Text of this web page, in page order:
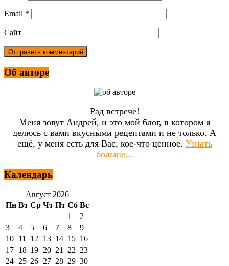
Email *
Сайт
Об авторе
Рад встрече!
Меня зовут Андрей, и это мой блог, в котором я
делюсь с вами вкусными рецептами и не только. А
ещё, у меня есть для Вас, кое-что ценное. Узнать
больше...
Календарь
Август 2026
Пн Вт Ср Чт Пт Сб Вс
1
2
3
4 5 6 7 8
9
10 11 12 13 14 15 16
17 18 19 20 21 22 23
24 25 26 27 28 29 30